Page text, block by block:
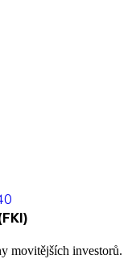
movitějších investorů.